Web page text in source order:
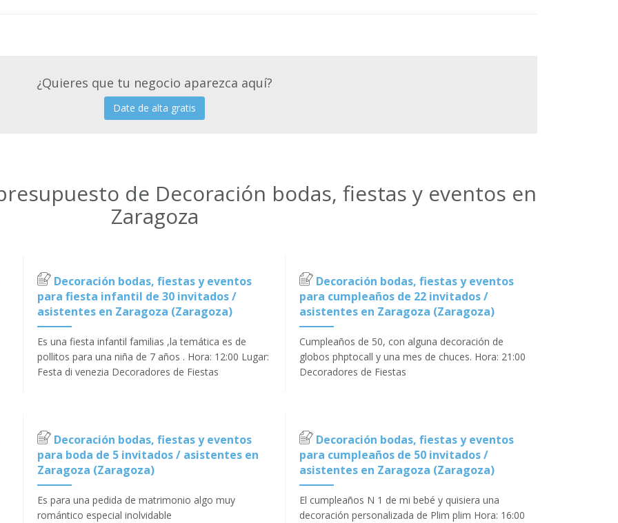
¿Quieres que tu negocio aparezca aquí?
Date de alta gratis
de Decoración bodas, fiestas y eventos en
Zaragoza
Decoración bodas, fiestas y eventos
para fiesta infantil de 30 invitados /
asistentes en Zaragoza (Zaragoza)
Es una fiesta infantil familias ,la temática es de
pollitos para una niña de 7 años . Hora: 12:00 Lugar:
Festa di venezia Decoradores de Fiestas
Decoración bodas, fiestas y eventos
para cumpleaños de 22 invitados /
asistentes en Zaragoza (Zaragoza)
Cumpleaños de 50, con alguna decoración de
globos phptocall y una mes de chuces. Hora: 21:00
Decoradores de Fiestas
Decoración bodas, fiestas y eventos
para boda de 5 invitados / asistentes en
Zaragoza (Zaragoza)
Es para una pedida de matrimonio algo muy
romántico especial inolvidable
Decoración bodas, fiestas y eventos
para cumpleaños de 50 invitados /
asistentes en Zaragoza (Zaragoza)
El cumpleaños N 1 de mi bebé y quisiera una
decoración personalizada de Plim plim Hora: 16:00